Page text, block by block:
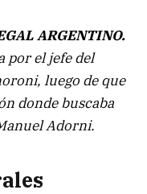
ARGENTINO.
por el jefe del
luego de que
donde buscaba
Adorni.